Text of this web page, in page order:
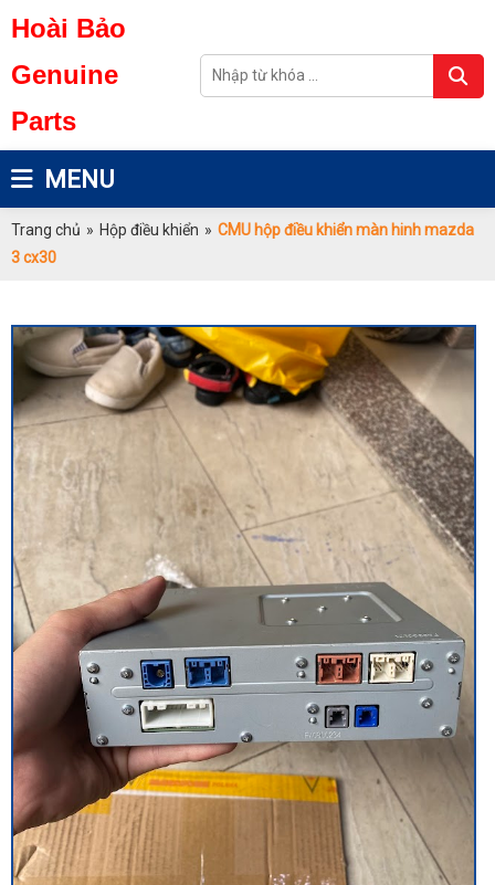
Hoài Bảo
Genuine
Parts
MENU
Trang chủ » Hộp điều khiển » CMU hộp điều khiển màn hinh mazda
3 cx30